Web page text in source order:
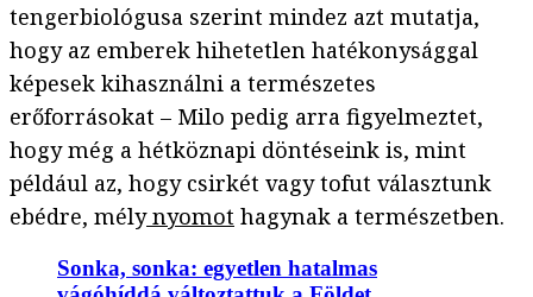
tengerbiológusa szerint mindez azt mutatja,
hogy az emberek hihetetlen hatékonysággal
képesek kihasználni a természetes
erőforrásokat – Milo pedig arra figyelmeztet,
hogy még a hétköznapi döntéseink is, mint
például az, hogy csirkét vagy tofut választunk
ebédre, mélynyomot hagynak a természetben.
Sonka, sonka: egyetlen hatalmas